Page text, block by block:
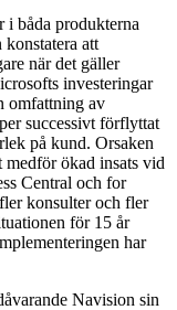
i båda produkterna
att
när det gäller
investeringar
omfattning av
successivt förflyttat
på kund. Orsaken
ökad insats vid
Central och for
konsulter och fler
för 15 år
har
Navision sin